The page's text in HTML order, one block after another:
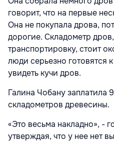
говорит, что на первые
Она не покупала дрова,
дорогие. Складометр
транспортировку, стоит
люди серьезно готовятся
увидеть кучи дров.
Галина Чобану заплатила
складометров древесины.
«Это весьма накладно», -
утверждая, что у нее нет